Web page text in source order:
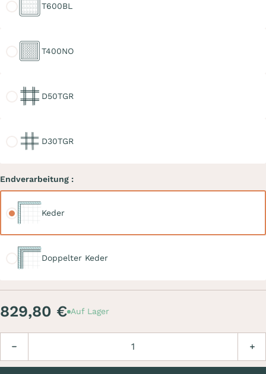
T600BL
T400NO
D50TGR
D30TGR
Endverarbeitung :
Keder
Doppelter Keder
829,80 € Auf Lager